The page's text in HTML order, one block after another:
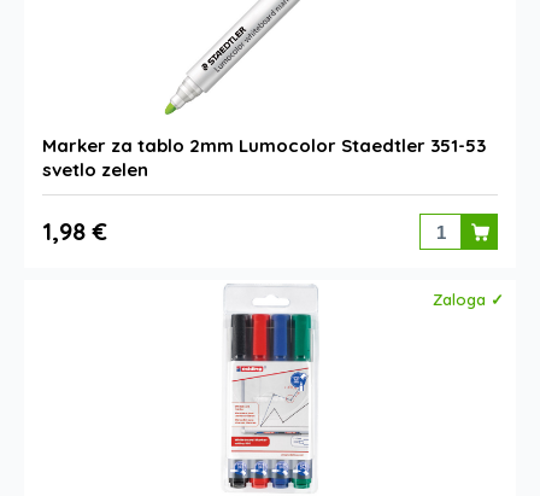
Marker za tablo 2mm Lumocolor Staedtler 351-53
svetlo zelen
1,98 €
Zaloga ✓